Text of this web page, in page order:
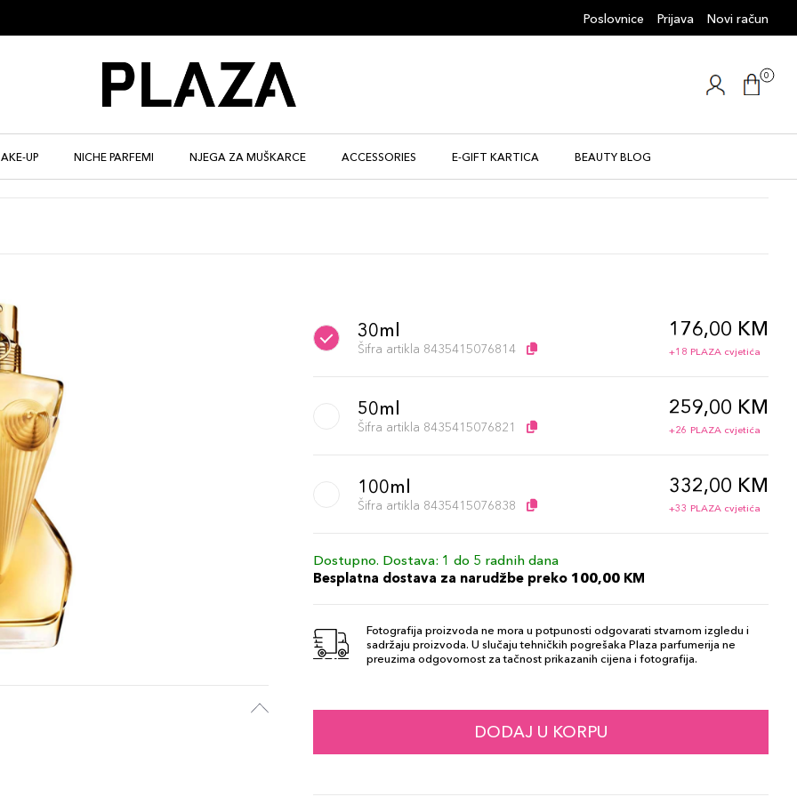
Poslovnice Prijava Novi račun
0
UP NICHE PARFEMI NJEGA ZA MUŠKARCE ACCESSORIES E-GIFT KARTICA BEAUTY BLOG
30ml
Šifra artikla 8435415076814
176,00 KM
+18 PLAZA cvjetića
50ml
Šifra artikla 8435415076821
259,00 KM
+26 PLAZA cvjetića
100ml
Šifra artikla 8435415076838
332,00 KM
+33 PLAZA cvjetića
Dostupno. Dostava: 1 do 5 radnih dana
Besplatna dostava za narudžbe preko 100,00 KM
Fotografija proizvoda ne mora u potpunosti odgovarati stvarnom izgledu i
sadržaju proizvoda. U slučaju tehničkih pogrešaka Plaza parfumerija ne
preuzima odgovornost za tačnost prikazanih cijena i fotografija.
DODAJ U KORPU